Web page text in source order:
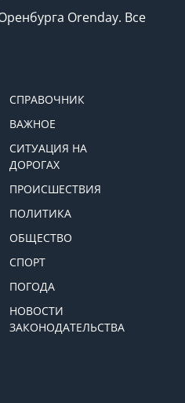
Orenday. Все
СПРАВОЧНИК
ВАЖНОЕ
СИТУАЦИЯ НА
ДОРОГАХ
ПРОИСШЕСТВИЯ
ПОЛИТИКА
ОБЩЕСТВО
СПОРТ
ПОГОДА
НОВОСТИ
ЗАКОНОДАТЕЛЬСТВА